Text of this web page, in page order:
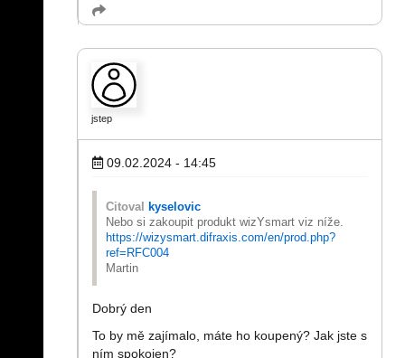
jstep
09.02.2024 - 14:45
Citoval
kyselovic
Nebo si zakoupit produkt wizYsmart viz níže.
https://wizysmart.difraxis.com/en/prod.php?
ref=RFC004
Martin
Dobrý den
To by mě zajímalo, máte ho koupený? Jak jste s
ním spokojen?